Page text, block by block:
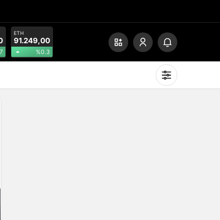
ETH
91.249,00
%0.3
Mod
değiştir